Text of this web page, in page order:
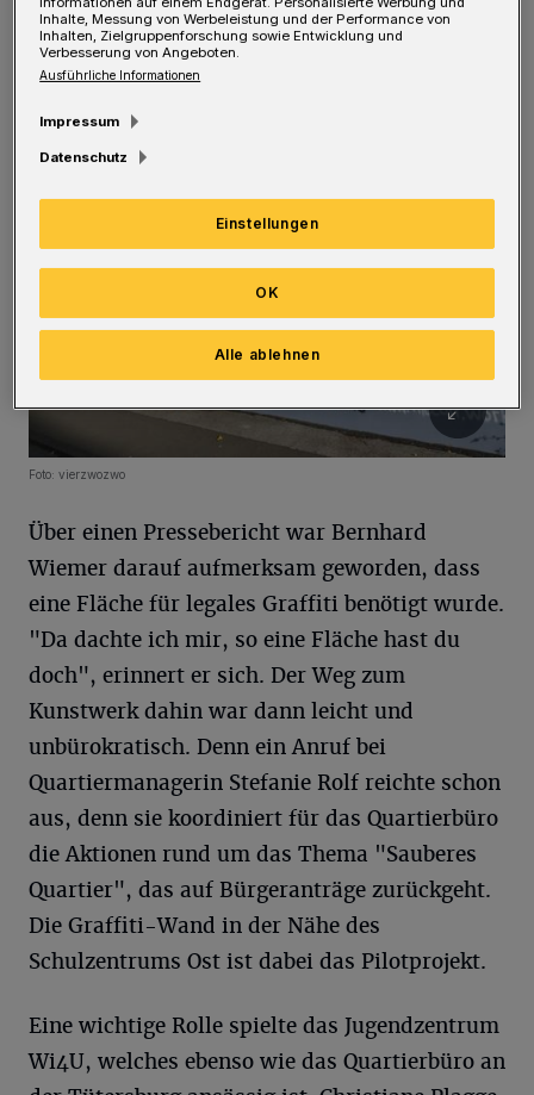
vom Jugendzentrum Wi4U sowie bei Künstler
Steffen Peter.
Foto: vierzwozwo
Über einen Pressebericht war Bernhard
Wiemer darauf aufmerksam geworden, dass
eine Fläche für legales Graffiti benötigt wurde.
"Da dachte ich mir, so eine Fläche hast du
doch", erinnert er sich. Der Weg zum
Kunstwerk dahin war dann leicht und
unbürokratisch. Denn ein Anruf bei
Quartiermanagerin Stefanie Rolf reichte schon
aus, denn sie koordiniert für das Quartierbüro
die Aktionen rund um das Thema "Sauberes
Quartier", das auf Bürgeranträge zurückgeht.
Die Graffiti-Wand in der Nähe des
Schulzentrums Ost ist dabei das Pilotprojekt.
Eine wichtige Rolle spielte das Jugendzentrum
Wi4U, welches ebenso wie das Quartierbüro an
Inhalte, Messung von Werbeleistung und der Performance von
Inhalten, Zielgruppenforschung sowie Entwicklung und
Verbesserung von Angeboten.
Ausführliche Informationen
Impressum
Datenschutz
Einstellungen
Alle ablehnen
OK